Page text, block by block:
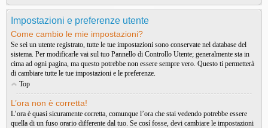
Impostazioni e preferenze utente
Come cambio le mie impostazioni?
Se sei un utente registrato, tutte le tue impostazioni sono conservate nel database del
sistema. Per modificarle vai sul tuo Pannello di Controllo Utente; generalmente sta in
cima ad ogni pagina, ma questo potrebbe non essere sempre vero. Questo ti permetterà
di cambiare tutte le tue impostazioni e le preferenze.
Top
L’ora non è corretta!
L’ora è quasi sicuramente corretta, comunque l’ora che stai vedendo potrebbe essere
quella di un fuso orario differente dal tuo. Se cosí fosse, devi cambiare le impostazioni